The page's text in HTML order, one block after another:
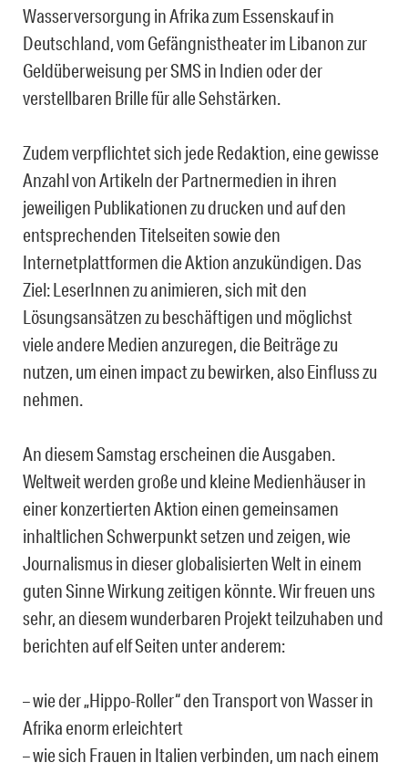
Wasserversorgung in Afrika zum Essenskauf in
Deutschland, vom Gefängnistheater im Libanon zur
Geldüberweisung per SMS in Indien oder der
verstellbaren Brille für alle Sehstärken.
Zudem verpflichtet sich jede Redaktion, eine gewisse
Anzahl von Artikeln der Partnermedien in ihren
jeweiligen Publikationen zu drucken und auf den
entsprechenden Titelseiten sowie den
Internetplattformen die Aktion anzukündigen. Das
Ziel: LeserInnen zu animieren, sich mit den
Lösungsansätzen zu beschäftigen und möglichst
viele andere Medien anzuregen, die Beiträge zu
nutzen, um einen impact zu bewirken, also Einfluss zu
nehmen.
An diesem Samstag erscheinen die Ausgaben.
Weltweit werden große und kleine Medienhäuser in
einer konzertierten Aktion einen gemeinsamen
inhaltlichen Schwerpunkt setzen und zeigen, wie
Journalismus in dieser globalisierten Welt in einem
guten Sinne Wirkung zeitigen könnte. Wir freuen uns
sehr, an diesem wunderbaren Projekt teilzuhaben und
berichten auf elf Seiten unter anderem:
– wie der „Hippo-Roller“ den Transport von Wasser in
Afrika enorm erleichtert
– wie sich Frauen in Italien verbinden, um nach einem